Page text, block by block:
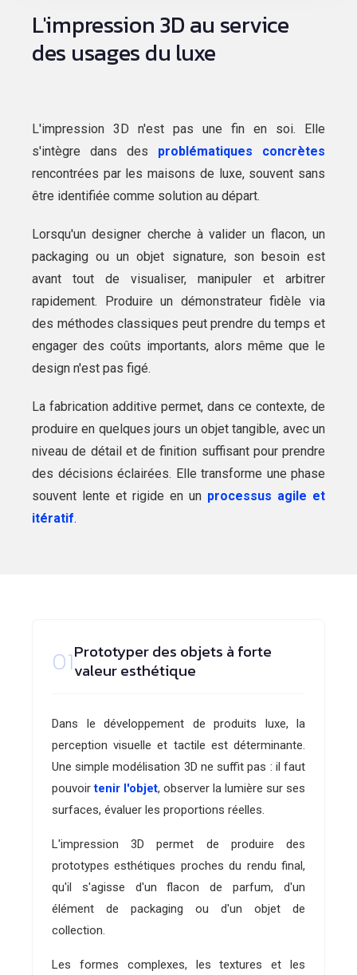
L'impression 3D au service
des usages du luxe
L'impression 3D n'est pas une fin en soi. Elle
s'intègre dans des problématiques concrètes
rencontrées par les maisons de luxe, souvent sans
être identifiée comme solution au départ.
Lorsqu'un designer cherche à valider un flacon, un
packaging ou un objet signature, son besoin est
avant tout de visualiser, manipuler et arbitrer
rapidement. Produire un démonstrateur fidèle via
des méthodes classiques peut prendre du temps et
engager des coûts importants, alors même que le
design n'est pas figé.
La fabrication additive permet, dans ce contexte, de
produire en quelques jours un objet tangible, avec un
niveau de détail et de finition suffisant pour prendre
des décisions éclairées. Elle transforme une phase
souvent lente et rigide en un processus agile et
itératif.
01Prototyper des objets à forte
valeur esthétique
Dans le développement de produits luxe, la
perception visuelle et tactile est déterminante.
Une simple modélisation 3D ne suffit pas : il faut
pouvoirtenir l'objet, observer la lumière sur ses
surfaces, évaluer les proportions réelles.
L'impression 3D permet de produire des
prototypes esthétiques proches du rendu final,
qu'il s'agisse d'un flacon de parfum, d'un
élément de packaging ou d'un objet de
collection.
Les formes complexes, les textures et les